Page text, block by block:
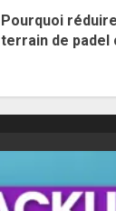
Pourquoi
terrain de padel